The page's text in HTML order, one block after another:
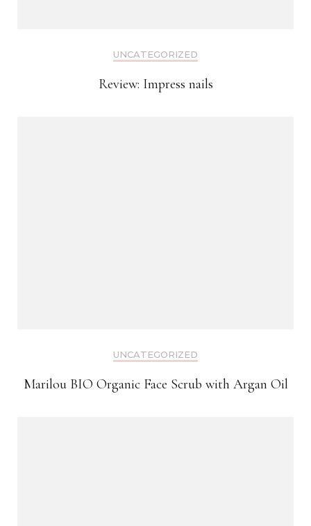
UNCATEGORIZED
Review: Impress nails
UNCATEGORIZED
Marilou BIO Organic Face Scrub with Argan Oil